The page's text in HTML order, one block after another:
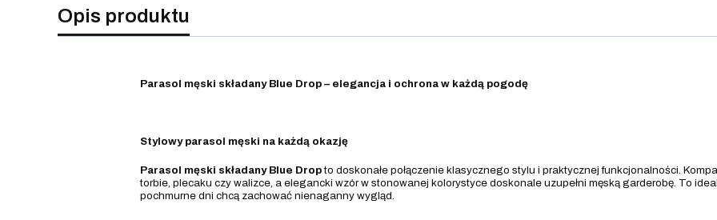
Opis produktu
Parasol męski składany Blue Drop – elegancja i ochrona w każdą pogodę
Stylowy parasol męski na każdą okazję
Parasol męski składany Blue Dropto doskonałe połączenie klasycznego stylu i praktycznej funkcjonalności.
torbie, plecaku czy walizce, a elegancki wzór w stonowanej kolorystyce doskonale uzupełni męską garderobę. To
pochmurne dni chcą zachować nienaganny wygląd.